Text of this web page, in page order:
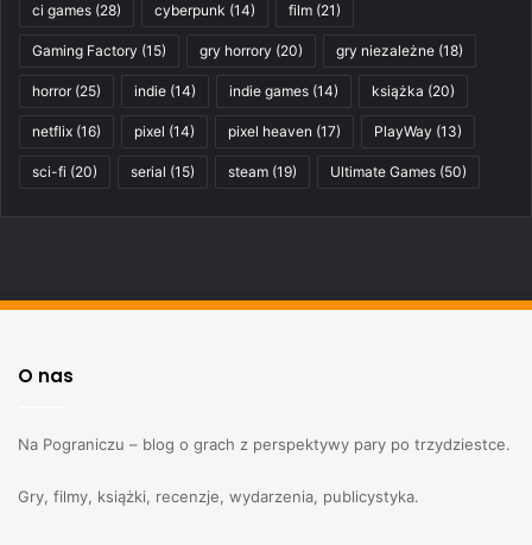
ci games (28) cyberpunk (14) film (21)
Gaming Factory (15) gry horrory (20) gry niezależne (18)
horror(25) indie (14) indie games (14) książka (20)
netflix (16) pixel (14) pixel heaven (17) PlayWay (13)
sci-fi (20) serial (15) steam (19) Ultimate Games (50)
O nas
Na Pograniczu – blog o grach z perspektywy pary po trzydziestce.
Gry, filmy, książki, recenzje, wydarzenia, publicystyka.